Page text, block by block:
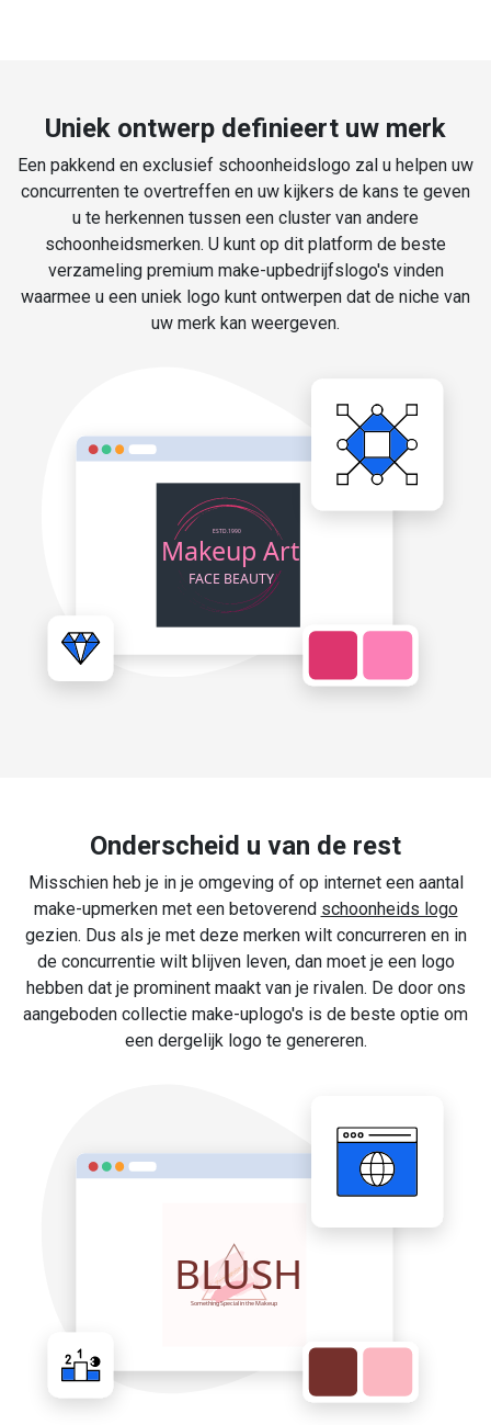
Uniek ontwerp definieert uw merk
Een pakkend en exclusief schoonheidslogo zal u helpen uw
concurrenten te overtreffen en uw kijkers de kans te geven
u te herkennen tussen een cluster van andere
schoonheidsmerken. U kunt op dit platform de beste
verzameling premium make-upbedrijfslogo's vinden
waarmee u een uniek logo kunt ontwerpen dat de niche van
uw merk kan weergeven.
Onderscheid u van de rest
Misschien heb je in je omgeving of op internet een aantal
make-upmerken met een betoverend schoonheids logo
gezien. Dus als je met deze merken wilt concurreren en in
de concurrentie wilt blijven leven, dan moet je een logo
hebben dat je prominent maakt van je rivalen. De door ons
aangeboden collectie make-uplogo's is de beste optie om
een dergelijk logo te genereren.